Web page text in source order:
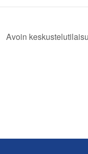
Avoin